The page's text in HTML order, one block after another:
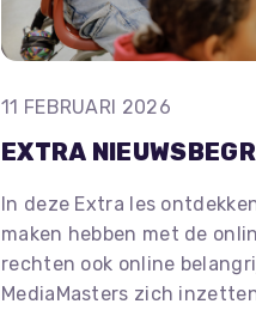
11 FEBRUARI 2026
EXTRA
In deze Extra les
maken hebben met de
rechten ook online
MediaMasters zich